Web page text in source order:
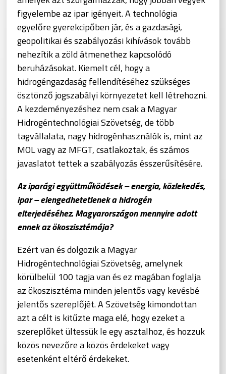
figyelembe az ipar igényeit. A technológia
egyelőre gyerekcipőben jár, és a gazdasági,
geopolitikai és szabályozási kihívások tovább
nehezítik a zöld átmenethez kapcsolódó
beruházásokat. Kiemelt cél, hogy a
hidrogéngazdaság fellendítéséhez szükséges
ösztönző jogszabályi környezetet kell létrehozni.
A kezdeményezéshez nem csak a Magyar
Hidrogéntechnológiai Szövetség, de több
tagvállalata, nagy hidrogénhasználók is, mint az
MOL vagy az MFGT, csatlakoztak, és számos
javaslatot tettek a szabályozás ésszerűsítésére.
Az iparági együttműködések – energia, közlekedés,
ipar – elengedhetetlenek a hidrogén
elterjedéséhez. Magyarországon mennyire adott
ennek az ökoszisztémája?
Ezért van és dolgozik a Magyar
Hidrogéntechnológiai Szövetség, amelynek
körülbelül 100 tagja van és ez magában foglalja
az ökoszisztéma minden jelentős vagy kevésbé
jelentős szereplőjét. A Szövetség kimondottan
azt a célt is kitűzte maga elé, hogy ezeket a
szereplőket ültessük le egy asztalhoz, és hozzuk
közös nevezőre a közös érdekeket vagy
esetenként eltérő érdekeket.